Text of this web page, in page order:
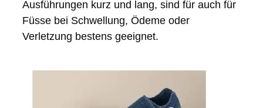
Ausführungen kurz und lang, sind für auch für
Füsse bei Schwellung, Ödeme oder
Verletzung bestens geeignet.